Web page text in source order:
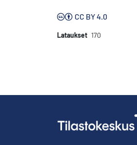
CC BY 4.0
Lataukset 170